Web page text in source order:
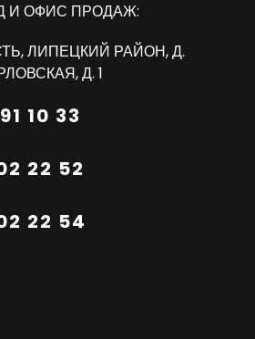
И ОФИС ПРОДАЖ:
ЛИПЕЦКИЙ РАЙОН, Д.
Д. 1
10 33
22 52
22 54